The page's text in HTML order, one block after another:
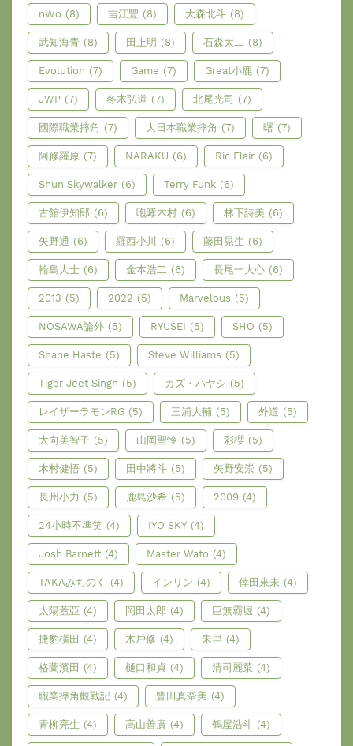
nWo (8) 吉江豐 (8) 大森北斗 (8)
武知海青 (8) 田上明 (8) 石森太二 (8)
Evolution (7) Game (7) Great小鹿 (7)
JWP (7) 冬木弘道 (7) 北尾光司 (7)
國際職業摔角 (7) 大日本職業摔角 (7) 曙 (7)
阿修羅原 (7) NARAKU (6) Ric Flair (6)
Shun Skywalker (6) Terry Funk (6)
古館伊知郎 (6) 咆哮木村 (6) 林下詩美 (6)
矢野通 (6) 羅西小川 (6) 藤田晃生 (6)
輪島大士 (6) 金本浩二 (6) 長尾一大心 (6)
2013 (5) 2022 (5) Marvelous (5)
NOSAWA論外 (5) RYUSEI (5) SHO (5)
Shane Haste (5) Steve Williams (5)
Tiger Jeet Singh (5) カズ・ハヤシ (5)
レイザーラモンRG (5) 三浦大輔 (5) 外道 (5)
大向美智子 (5) 山岡聖怜 (5) 彩櫻 (5)
木村健悟 (5) 田中將斗 (5) 矢野安崇 (5)
長州小力 (5) 鹿島沙希 (5) 2009 (4)
24小時不準笑 (4) IYO SKY (4)
Josh Barnett (4) Master Wato (4)
TAKAみちのく (4) インリン (4) 倖田來未 (4)
太陽蓋亞 (4) 岡田太郎 (4) 巨無霸堀 (4)
捷豹橫田 (4) 木戶修 (4) 朱里 (4)
格蘭濱田 (4) 樋口和貞 (4) 清司麗菜 (4)
職業摔角觀戰記 (4) 豐田真奈美 (4)
青柳亮生 (4) 髙山善廣 (4) 鶴屋浩斗 (4)